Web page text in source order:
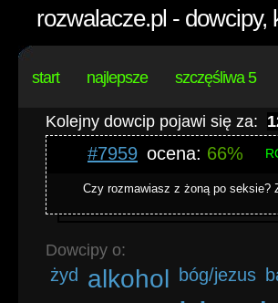
rozwalacze.pl - dowcipy,
start najlepsze szczęśliwa 5
Kolejny dowcip pojawi się za:
#7959 ocena: 66%
Czy rozmawiasz z żoną po seksie?
Dowcipy o:
żyd alkohol bóg/jezus